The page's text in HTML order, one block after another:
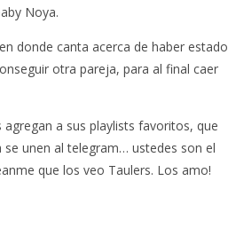
Noya.
donde canta acerca de haber estado
otra pareja, para al final caer
a sus playlists favoritos, que
unen al telegram… ustedes son el
que los veo Taulers. Los amo!